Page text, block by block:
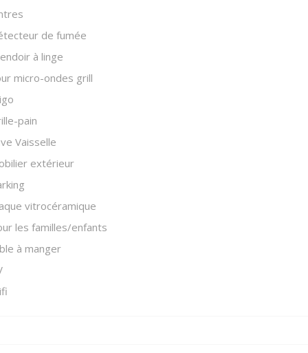
de fumée
à linge
micro-ondes grill
pain
Vaisselle
extérieur
vitrocéramique
les familles/enfants
à manger